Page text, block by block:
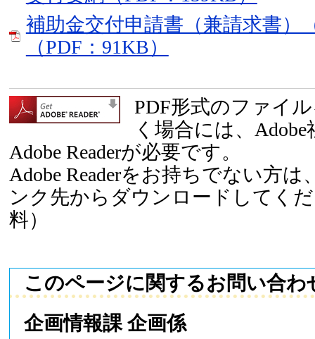
補助金交付申請書（兼請求書）
（PDF：91KB）
PDF形式のファイ
く場合には、
Adobe Readerが必要です。
Adobe Readerをお持ちでない方は
ンク先からダウンロードしてく
料）
このページに関するお問い合わ
企画情報課 企画係